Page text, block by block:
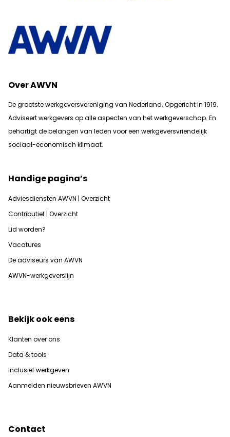
Over AWVN
De grootste werkgeversvereniging van Nederland. Opgericht in 1919.
Adviseert werkgevers op alle aspecten van het werkgeverschap. En
behartigt de belangen van leden voor een werkgeversvriendelijk
sociaal-economisch klimaat.
Handige pagina’s
Adviesdiensten AWVN | Overzicht
Contributief | Overzicht
Lid worden?
Vacatures
De adviseurs van AWVN
AWVN-werkgeverslijn
Bekijk ook eens
Klanten over ons
Data & tools
Inclusief werkgeven
Aanmelden nieuwsbrieven AWVN
Contact